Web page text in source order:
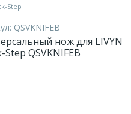
QSVKNIFEB
нож для LIVYN
Step QSVKNIFEB